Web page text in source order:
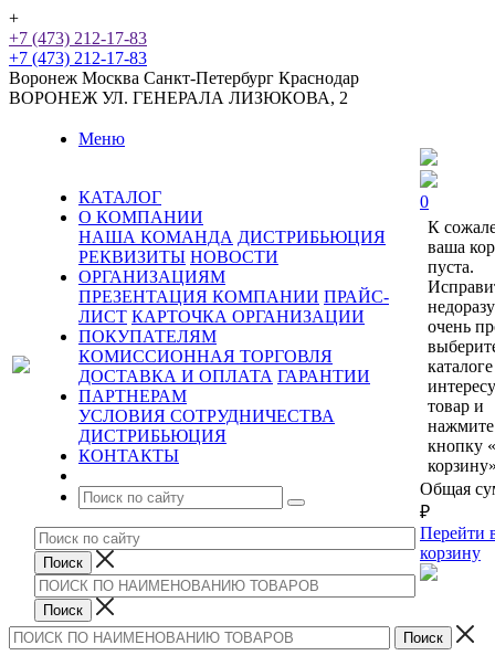
+
+7 (473) 212-17-83
+7 (473) 212-17-83
Воронеж Москва Санкт-Петербург Краснодар
ВОРОНЕЖ УЛ. ГЕНЕРАЛА ЛИЗЮКОВА, 2
Меню
КАТАЛОГ
О КОМПАНИИ
НАША КОМАНДА ДИСТРИБЬЮЦИЯ
РЕКВИЗИТЫ НОВОСТИ
ОРГАНИЗАЦИЯМ
ПРЕЗЕНТАЦИЯ КОМПАНИИ ПРАЙС-
ЛИСТ КАРТОЧКА ОРГАНИЗАЦИИ
ПОКУПАТЕЛЯМ
КОМИССИОННАЯ ТОРГОВЛЯ
ДОСТАВКА И ОПЛАТА ГАРАНТИИ
ПАРТНЕРАМ
УСЛОВИЯ СОТРУДНИЧЕСТВА
ДИСТРИБЬЮЦИЯ
КОНТАКТЫ
0
К
ваша
пуста.
очень
каталоге
товар и
нажмите
кнопку
Общая
₽
Перейти
корзину